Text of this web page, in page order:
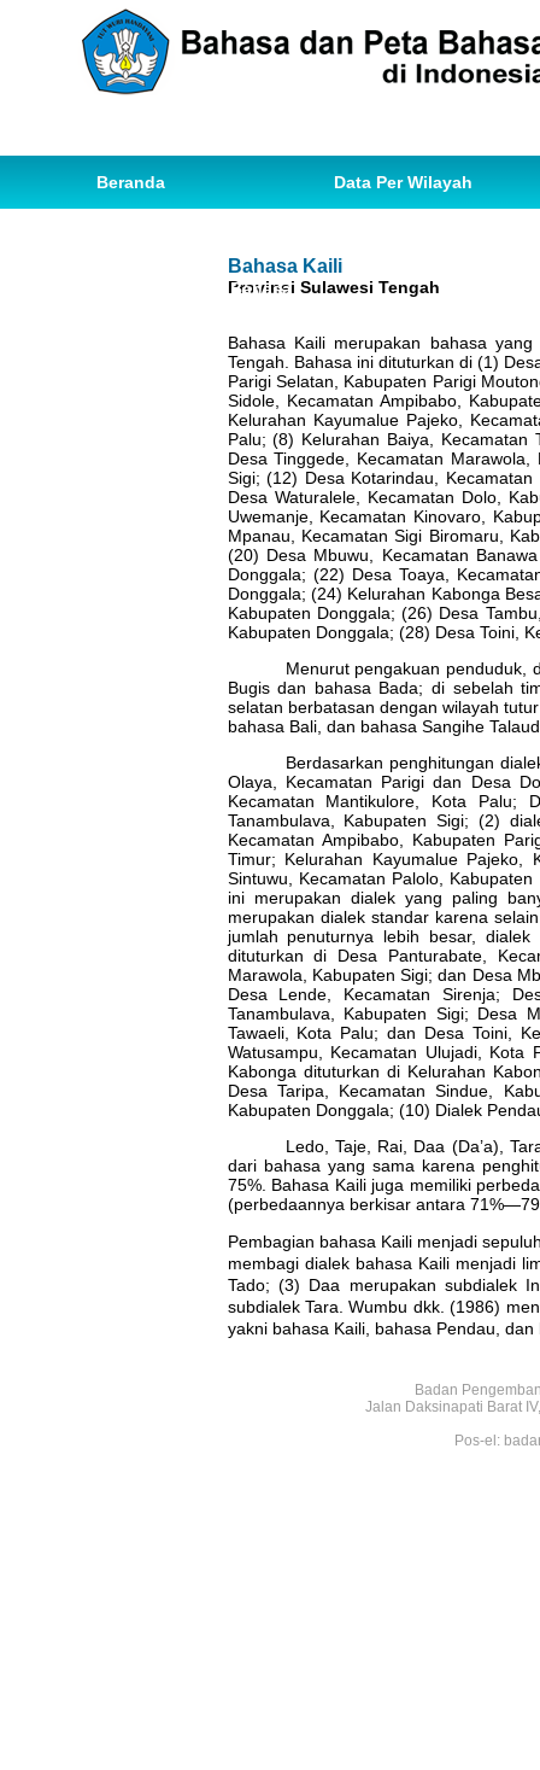
Beranda Data Per Wilayah
Ihwal Pemetaan Bahasa
Bahasa Kaili
Provinsi Sulawesi Tengah
Bahasa Kaili merupakan bahasa
Tengah. Bahasa ini dituturkan di (1)
Parigi Selatan, Kabupaten Parigi
Sidole, Kecamatan Ampibabo,
Kelurahan Kayumalue Pajeko,
Palu; (8) Kelurahan Baiya, Kecamatan
Desa Tinggede, Kecamatan
Sigi; (12) Desa Kotarindau,
Desa Waturalele, Kecamatan Dolo,
Uwemanje, Kecamatan Kinovaro,
Mpanau, Kecamatan Sigi Biromaru,
(20) Desa Mbuwu, Kecamatan
Donggala; (22) Desa Toaya,
Donggala; (24) Kelurahan Kabonga
Kabupaten Donggala; (26) Desa
Kabupaten Donggala; (28) Desa Toini,
Menurut pengakuan penduduk,
Bugis dan bahasa Bada; di sebelah
selatan berbatasan dengan wilayah
bahasa Bali, dan bahasa Sangihe
Berdasarkan penghitungan
Olaya, Kecamatan Parigi dan Desa
Kecamatan Mantikulore, Kota Palu;
Tanambulava, Kabupaten Sigi; (2)
Kecamatan Ampibabo, Kabupaten
Timur; Kelurahan Kayumalue
Sintuwu, Kecamatan Palolo,
ini merupakan dialek yang paling
merupakan dialek standar karena
jumlah penuturnya lebih besar,
dituturkan di Desa Panturabate,
Marawola, Kabupaten Sigi; dan Desa
Desa Lende, Kecamatan Sirenja;
Tanambulava, Kabupaten Sigi; Desa
Tawaeli, Kota Palu; dan Desa Toini,
Watusampu, Kecamatan Ulujadi,
Kabonga dituturkan di Kelurahan
Desa Taripa, Kecamatan Sindue,
Kabupaten Donggala; (10) Dialek
Ledo, Taje, Rai, Daa (Da’a),
dari bahasa yang sama karena
75%. Bahasa Kaili juga memiliki
(perbedaannya berkisar antara
Pembagian bahasa Kaili menjadi
membagi dialek bahasa Kaili menjadi
Tado; (3) Daa merupakan subdialek
subdialek Tara. Wumbu dkk. (1986)
yakni bahasa Kaili, bahasa Pendau,
Badan
Jalan Daksinapati Barat
Pos-el: